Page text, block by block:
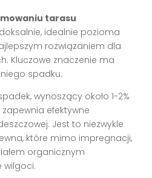
tarasu
idealnie pozioma
rozwiązaniem dla
Kluczowe znaczenie ma
spadku.
wynoszący około 1-2%
efektywne
Jest to niezwykle
które mimo impregnacji,
organicznym
wilgoci.